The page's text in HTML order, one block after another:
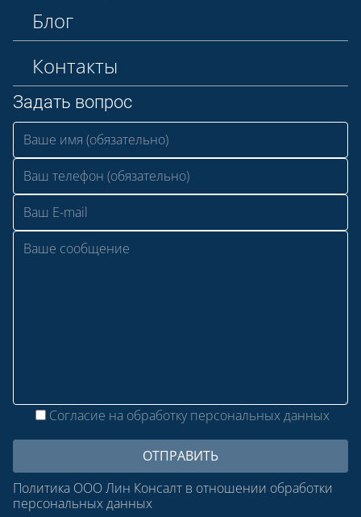
Блог
Контакты
Задать вопрос
Согласие на обработку персональных данных
Политика ООО Лин Консалт в отношении обработки
персональных данных